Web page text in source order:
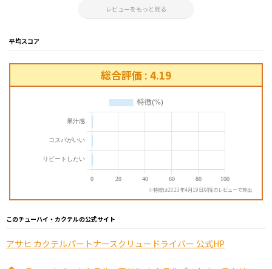
レビューをもっと見る
平均スコア
総合評価 : 4.19
※特徴は2023年4月19日以降のレビューで算出
このチューハイ・カクテルの公式サイト
アサヒ カクテルパートナースクリュードライバー 公式HP